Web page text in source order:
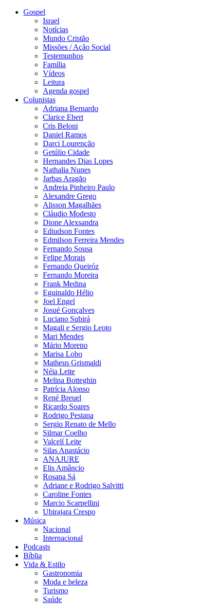
Gospel
Israel
Notícias
Mundo Cristão
Missões / Ação Social
Testemunhos
Família
Vídeos
Leitura
Agenda gospel
Colunistas
Adriana Bernardo
Clarice Ebert
Cris Beloni
Daniel Ramos
Darci Lourenção
Getúlio Cidade
Hernandes Dias Lopes
Nathalia Nunes
Jarbas Aragão
Andreia Pinheiro Paulo
Alexandre Grego
Alisson Magalhães
Cláudio Modesto
Dione Alexsandra
Ediudson Fontes
Edmilson Ferreira Mendes
Fernando Sousa
Felipe Morais
Fernando Queiróz
Fernando Moreira
Frank Medina
Eguinaldo Hélio
Joel Engel
Josué Gonçalves
Luciano Subirá
Magali e Sergio Leoto
Mari Mendes
Mário Moreno
Marisa Lobo
Matheus Grismaldi
Néia Leite
Melina Botteghin
Patrícia Alonso
René Breuel
Ricardo Soares
Rodrigo Pestana
Sergio Renato de Mello
Silmar Coelho
Valcelí Leite
Silas Anastácio
ANAJURE
Elis Amâncio
Rosana Sá
Adriane e Rodrigo Salvitti
Caroline Fontes
Marcio Scarpellini
Ubirajara Crespo
Música
Nacional
Internacional
Podcasts
Bíblia
Vida & Estilo
Gastronomia
Moda e beleza
Turismo
Saúde